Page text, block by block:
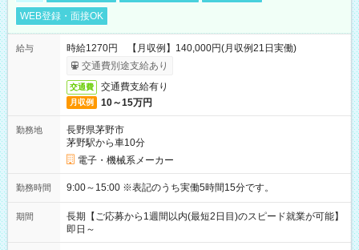
WEB登録・面接OK
給与
時給1270円 【月収例】140,000円(月収例21日実働)
交通費別途支給あり
交通費 交通費支給有り
月収例 10～15万円
勤務地
長野県茅野市
茅野駅から車10分
電子・機械系メーカー
勤務時間 9:00～15:00 ※表記のうち実働5時間15分です。
期間
長期【ご応募から1週間以内(最短2日目)のスピード就業が可能】
即日～